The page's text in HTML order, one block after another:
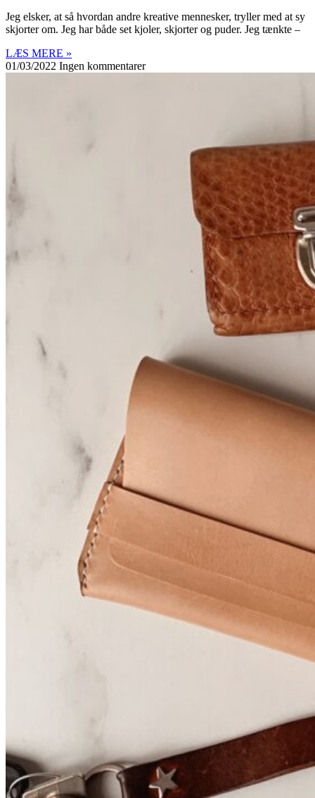
Jeg elsker, at så hvordan andre kreative mennesker, tryller med at sy
skjorter om. Jeg har både set kjoler, skjorter og puder. Jeg tænkte –
LÆS MERE »
01/03/2022 Ingen kommentarer